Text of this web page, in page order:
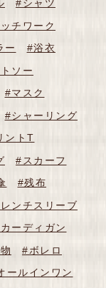
#シャツ
チワーク
ー
#浴衣
ソー
#マスク
#シャーリング
ントT
#スカーフ
#残布
ンチスリーブ
ーディガン
#ボレロ
ールインワン